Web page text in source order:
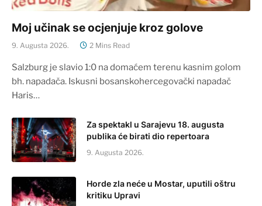
Moj učinak se ocjenjuje kroz golove
9. Augusta 2026. 2 Mins Read
Salzburg je slavio 1:0 na domaćem terenu kasnim golom
bh. napadača. Iskusni bosanskohercegovački napadač
Haris…
Za spektakl u Sarajevu 18. augusta
publika će birati dio repertoara
9. Augusta 2026.
Horde zla neće u Mostar, uputili oštru
kritiku Upravi